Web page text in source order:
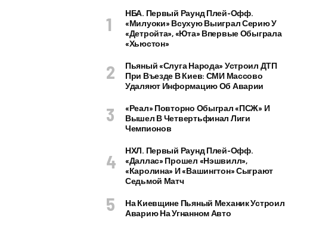
НБА. Первый Раунд Плей-Офф.
«Милуоки» Всухую Выиграл Серию У
«Детройта», «Юта» Впервые Обыграла
«Хьюстон»
Пьяный «слуга Народа» Устроил ДТП
При Въезде В Киев: СМИ Массово
Удаляют Информацию Об Аварии
«Реал» Повторно Обыграл «ПСЖ» И
Вышел В Четвертьфинал Лиги
Чемпионов
НХЛ. Первый Раунд Плей-Офф.
«Даллас» Прошел «Нэшвилл»,
«Каролина» И «Вашингтон» Сыграют
Седьмой Матч
На Киевщине Пьяный Механик Устроил
Аварию На Угнанном Авто